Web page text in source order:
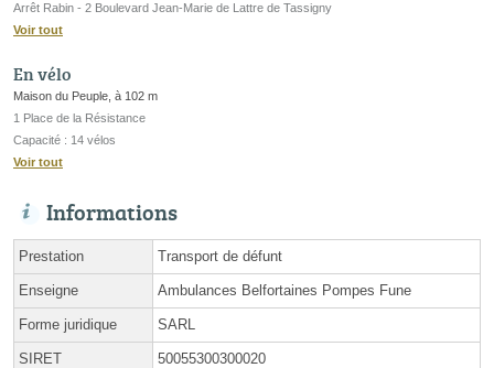
Arrêt Rabin - 2 Boulevard Jean-Marie de Lattre de Tassigny
Voir tout
En vélo
Maison du Peuple, à 102 m
1 Place de la Résistance
Capacité : 14 vélos
Voir tout
Informations
Prestation Transport de défunt
Enseigne Ambulances Belfortaines Pompes Fune
Forme juridique SARL
SIRET 50055300300020